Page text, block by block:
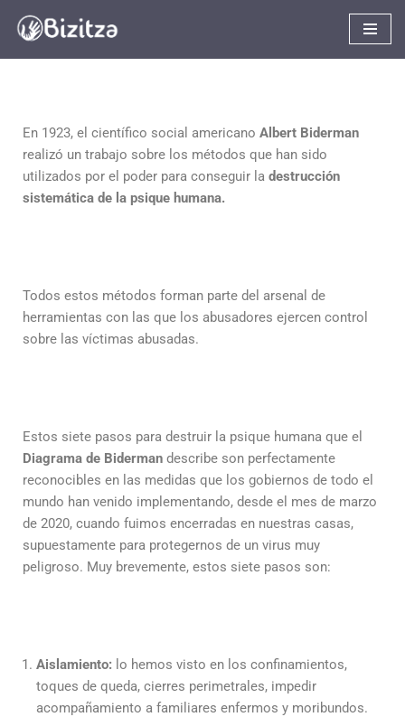
En 1923, el científico social americano Albert Biderman
realizó un trabajo sobre los métodos que han sido
utilizados por el poder para conseguir la destrucción
sistemática de la psique humana.
Todos estos métodos forman parte del arsenal de
herramientas con las que los abusadores ejercen control
sobre las víctimas abusadas.
Estos siete pasos para destruir la psique humana que el
Diagrama de Biderman describe son perfectamente
reconocibles en las medidas que los gobiernos de todo el
mundo han venido implementando, desde el mes de marzo
de 2020, cuando fuimos encerradas en nuestras casas,
supuestamente para protegernos de un virus muy
peligroso. Muy brevemente, estos siete pasos son:
Aislamiento: lo hemos visto en los confinamientos,
toques de queda, cierres perimetrales, impedir
acompañamiento a familiares enfermos y moribundos.